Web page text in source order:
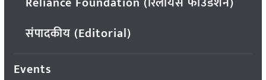
संपादकीय (Editorial)
Events